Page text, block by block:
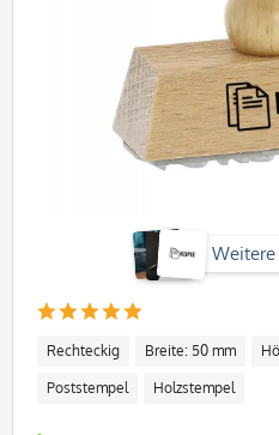
Rechteckig Breite: 50 mm
Poststempel Holzstempel